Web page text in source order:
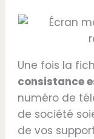
Une fois la
consistance
numéro de
de société
de vos